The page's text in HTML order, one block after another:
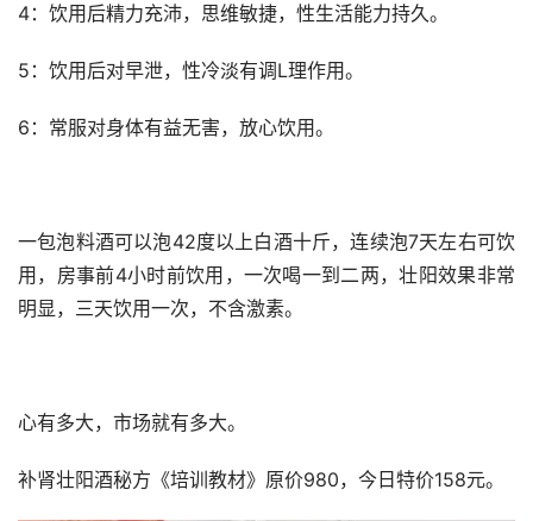
4：饮用后精力充沛，思维敏捷，性生活能力持久。
5：饮用后对早泄，性冷淡有调L理作用。
6：常服对身体有益无害，放心饮用。
一包泡料酒可以泡42度以上白酒十斤，连续泡7天左右可饮
用，房事前4小时前饮用，一次喝一到二两，壮阳效果非常
明显，三天饮用一次，不含激素。
心有多大，市场就有多大。
补肾壮阳酒秘方《培训教材》原价980，今日特价158元。